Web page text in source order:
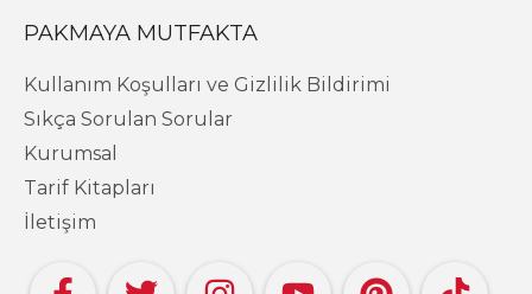
PAKMAYA MUTFAKTA
Kullanım Koşulları ve Gizlilik Bildirimi
Sıkça Sorulan Sorular
Kurumsal
Tarif Kitapları
İletişim